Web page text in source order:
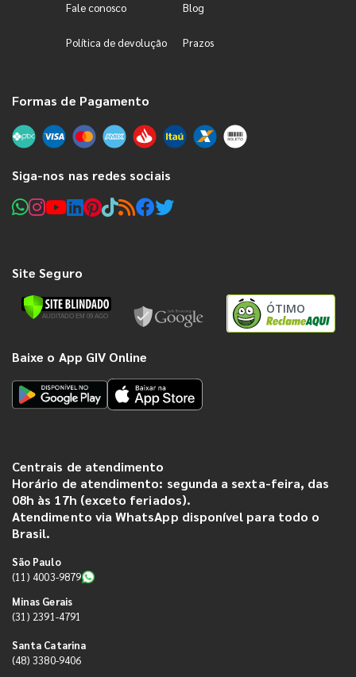
Fale conosco Blog
Política de devolução Prazos
Formas de Pagamento
Siga-nos nas redes sociais
Site Seguro
ÓTIMO
Baixe o App GIV Online
Centrais de atendimento
Horário de atendimento: segunda a sexta-feira, das
08h às 17h (exceto feriados).
Atendimento via WhatsApp disponível para todo o
Brasil.
São Paulo
(11) 4003-9879
Minas Gerais
(31) 2391-4791
Santa Catarina
(48) 3380-9406